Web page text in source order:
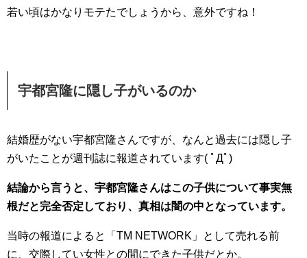
若い頃はかなりモテたでしょうから、意外ですね！
宇都宮隆に隠し子がいるのか
結婚歴がない宇都宮隆さんですが、なんと過去には隠し子
がいたことが週刊誌に報道されています( ﾟДﾟ)
結論から言うと、宇都宮隆さんはこの子供について事実無
根だと完全否定しており、真相は闇の中となっています。
当時の報道によると「TM NETWORK」として売れる前
に、交際してい女性との間にできた子供だとか。